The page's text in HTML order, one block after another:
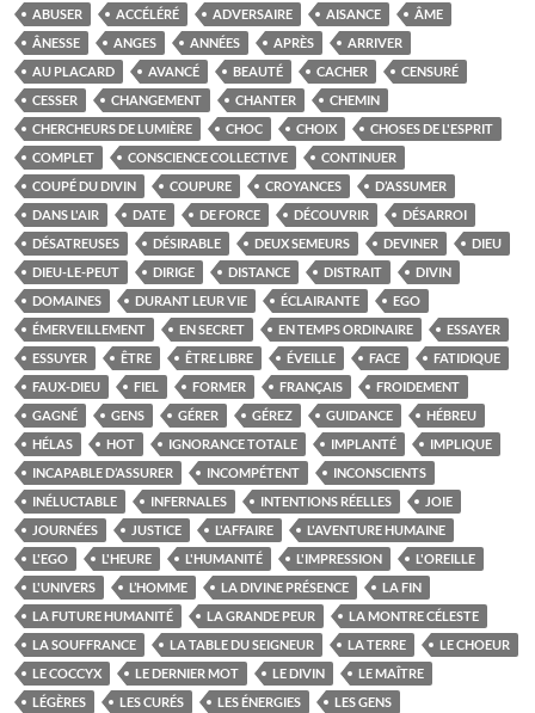
ABUSER ACCÉLÉRÉ ADVERSAIRE AISANCE
ÂME
ÂNESSE
ANGES ANNÉES APRÈS
ARRIVER
AU PLACARD
AVANCÉ BEAUTÉ CACHER
CENSURÉ
CESSER
CHANGEMENT CHANTER
CHEMIN
CHERCHEURS DE LUMIÈRE
CHOC CHOIX
CHOSES DE L'ESPRIT
COMPLET
CONSCIENCE COLLECTIVE
CONTINUER
COUPÉ DU DIVIN
COUPURE CROYANCES
D’ASSUMER
DANS L'AIR
DATE DE FORCE DÉCOUVRIR
DÉSARROI
DÉSATREUSES
DÉSIRABLE DEUX SEMEURS DEVINER
DIEU
DIEU-LE-PEUT
DIRIGE DISTANCE DISTRAIT
DIVIN
DOMAINES
DURANT LEUR VIE ÉCLAIRANTE
EGO
ÉMERVEILLEMENT
EN SECRET EN TEMPS ORDINAIRE
ESSAYER
ESSUYER
ÊTRE ÊTRE LIBRE ÉVEILLE FACE
FATIDIQUE
FAUX-DIEU
FIEL FORMER FRANÇAIS
FROIDEMENT
GAGNÉ
GENS GÉRER GÉREZ GUIDANCE
HÉBREU
HÉLAS
HOT IGNORANCE TOTALE IMPLANTÉ
IMPLIQUE
INCAPABLE D’ASSURER
INCOMPÉTENT
INCONSCIENTS
INÉLUCTABLE
INFERNALES INTENTIONS RÉELLES
JOIE
JOURNÉES
JUSTICE L'AFFAIRE
L'AVENTURE HUMAINE
L'EGO
L'HEURE L'HUMANITÉ L'IMPRESSION
L'OREILLE
L'UNIVERS
L’HOMME LA DIVINE PRÉSENCE
LA FIN
LA FUTURE HUMANITÉ
LA GRANDE PEUR
LA MONTRE CÉLESTE
LA SOUFFRANCE
LA TABLE DU SEIGNEUR LA TERRE
LE CHOEUR
LE COCCYX
LE DERNIER MOT LE DIVIN
LE MAÎTRE
LÉGÈRES
LES CURÉS LES ÉNERGIES
LES GENS